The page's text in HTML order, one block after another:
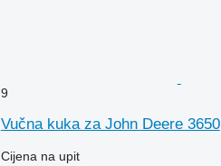
9
Vučna kuka za John Deere 3650
Cijena na upit